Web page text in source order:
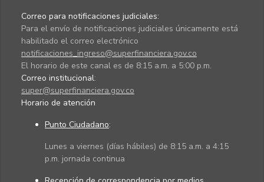
Correo para notificaciones judiciales:
Para el envío de notificaciones judiciales únicamente está
habilitado el correo electrónico
notificaciones_ingreso@superfinanciera.gov.co
El horario de este canal es de 8:15 a.m. a 5:00 p.m.
Correo institucional:
super@superfinanciera.gov.co
Horario de atención
Punto Ciudadano:
Lunes a viernes (días hábiles) de 8:15 a.m. a 4:15
p.m. jornada continua